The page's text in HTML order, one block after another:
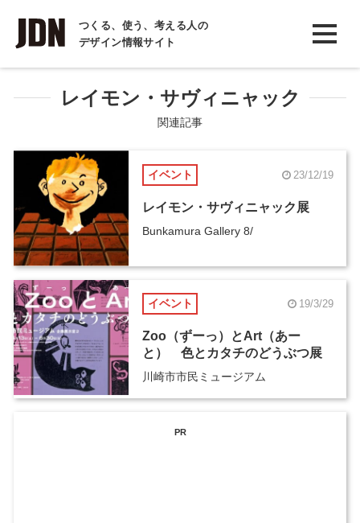
つくる、使う、考える人の
デザイン情報サイト
INTERVIEW
インタビュー
REPORT
COLUMN
コラム
レイモン・サヴィニャック
関連記事
イベント 23/12/19
レイモン・サヴィニャック展
Bunkamura Gallery 8/
イベント 19/3/29
Zoo（ずーっ）とArt（あー
と） 色とカタチのどうぶつ展
川崎市市民ミュージアム
PR